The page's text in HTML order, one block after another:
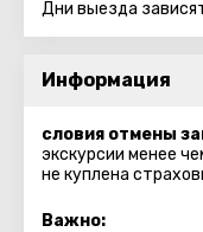
Дни выезда
Информация
словия отмены
экскурсии менее
не куплена
Важно: